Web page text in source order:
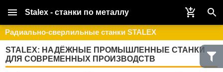
Stalex - станки по металлу
Радиально-сверлильные станки STALEX
STALEX: НАДЁЖНЫЕ ПРОМЫШЛЕННЫЕ СТАНКИ
ДЛЯ СОВРЕМЕННЫХ ПРОИЗВОДСТВ